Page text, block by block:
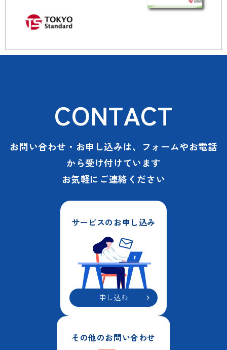
CONTACT
お問い合わせ・お申し込みは、フォームやお電話
から受け付けています
お気軽にご連絡ください
サービスのお申し込み
申し込む
その他のお問い合わせ